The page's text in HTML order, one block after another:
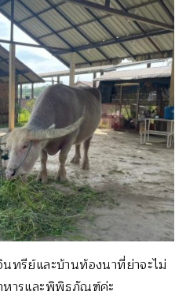
นทรีย์และบ้านท้องนาที่ย่าจะไม่
หารและพิพิธภัณฑ์ค่ะ